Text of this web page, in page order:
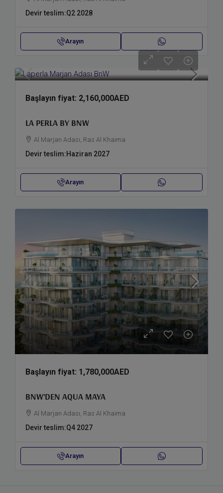
Devir teslim:Q2 2028
Arayın
Başlayın fiyat: 2,160,000AED
LA PERLA BY BNW
Al Marjan Adası, Ras Al Khaima
Devir teslim:Haziran 2027
Arayın
Başlayın fiyat: 1,780,000AED
BNW'DEN AQUA MAYA
Al Marjan Adası, Ras Al Khaima
Devir teslim:Q4 2027
Arayın